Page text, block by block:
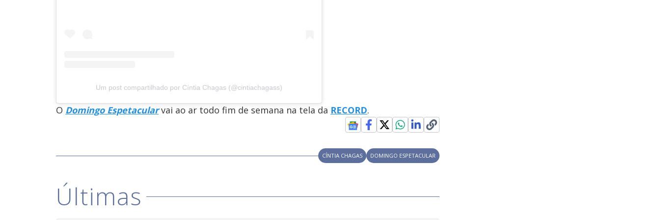
Um post compartilhado por Cíntia Chagas (@cintiachagass)
O Domingo Espetacularvai ao ar todo fim de semana na tela da RECORD.
CÍNTIA CHAGAS DOMINGO ESPETACULAR
Últimas